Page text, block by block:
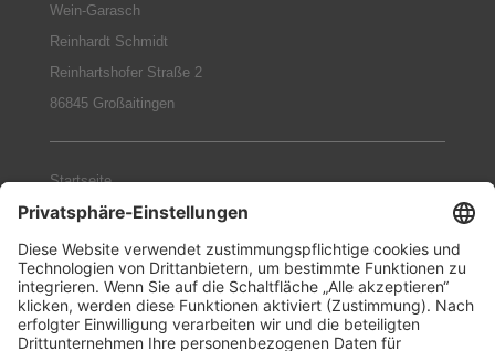
Wein-Garasch
Reinhardt Schmidt
Reinhartshofer Straße 2
86845 Großaitingen
Startseite
Weingüter
Geschenke-Sets
Philosophie
Termine